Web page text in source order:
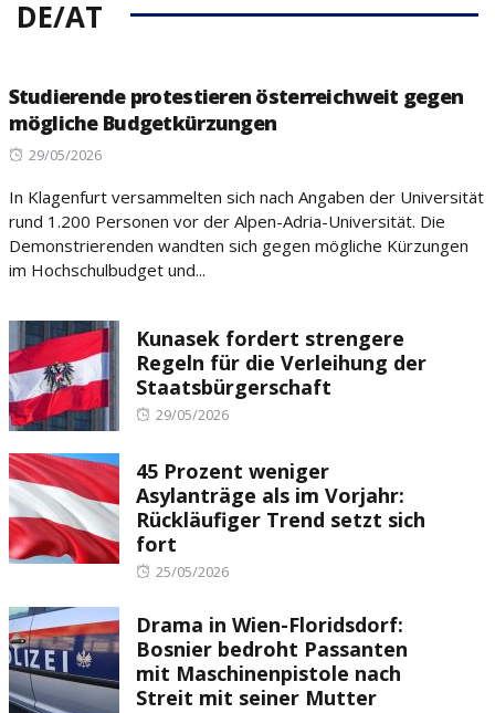
DE/AT
Studierende protestieren österreichweit gegen
mögliche Budgetkürzungen
Posted
29/05/2026
In Klagenfurt versammelten sich nach Angaben der Universität
rund 1.200 Personen vor der Alpen-Adria-Universität. Die
Demonstrierenden wandten sich gegen mögliche Kürzungen
im Hochschulbudget und...
Kunasek fordert strengere
Regeln für die Verleihung der
Staatsbürgerschaft
Posted
29/05/2026
45 Prozent weniger
Asylanträge als im Vorjahr:
Rückläufiger Trend setzt sich
fort
Posted
25/05/2026
Drama in Wien-Floridsdorf:
Bosnier bedroht Passanten
mit Maschinenpistole nach
Streit mit seiner Mutter